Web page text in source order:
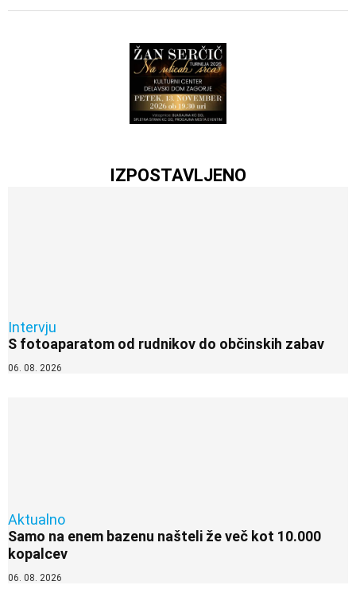
IZPOSTAVLJENO
Intervju
S fotoaparatom od rudnikov do občinskih zabav
06. 08. 2026
Aktualno
Samo na enem bazenu našteli že več kot 10.000
kopalcev
06. 08. 2026